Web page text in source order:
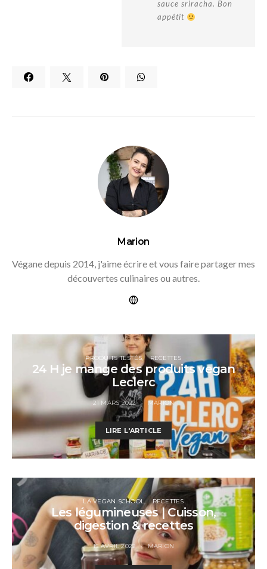
sauce sriracha. Bon
appétit
Marion
Végane depuis 2014, j'aime écrire et vous faire partager mes
découvertes culinaires ou autres.
PRODUITS TESTÉS RECETTES
24 H je mange des produits vegan
Leclerc
21 MARS 2022 MARION
LIRE L'ARTICLE
LA VEGAN SCHOOL RECETTES
Les légumineuses | Cuisson,
digestion & recettes
15 AVRIL 2022 MARION